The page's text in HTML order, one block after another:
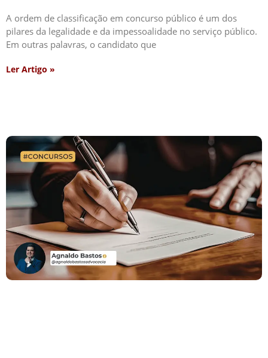
A ordem de classificação em concurso público é um dos
pilares da legalidade e da impessoalidade no serviço público.
Em outras palavras, o candidato que
Ler Artigo »